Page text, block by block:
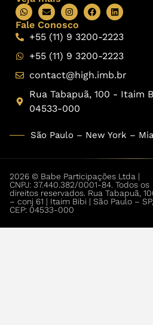
Fale Conosco
+55 (11) 9 3200-2223
+55 (11) 9 3200-2223
contact@high.imb.br
Rua Tabapuã, 100 - Itaim
04533-000
São Paulo – New York –
2026 © Babe Participações Ltda |
CNPJ: 37.440.382/0001-84. Todos os
direitos reservados. Rua Tabapuã,
– conj 61 | Itaim Bibi | São Paulo – SP,
CEP: 04533-000